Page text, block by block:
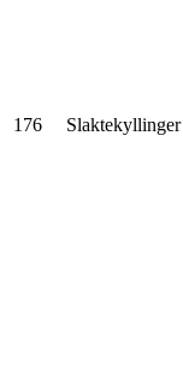
176 Slaktekyllinger